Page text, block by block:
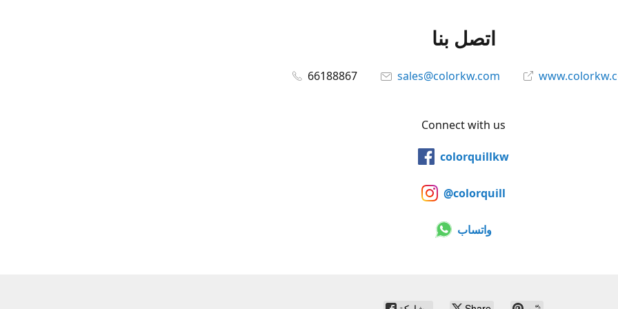
اتصل بنا
66188867 sales@colorkw.com
Connect with us
colorquillkw
@colorquill
واتساب